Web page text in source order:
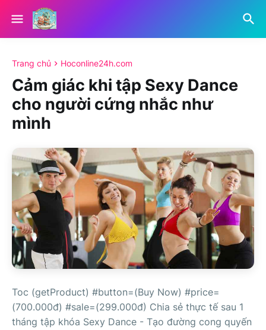
Trang chủ Hoconline24h.com
Cảm giác khi tập Sexy Dance
cho người cứng nhắc như
mình
Toc (getProduct) #button=(Buy Now) #price=
(700.000đ) #sale=(299.000đ) Chia sẻ thực tế sau 1
tháng tập khóa Sexy Dance - Tạo đường cong quyến